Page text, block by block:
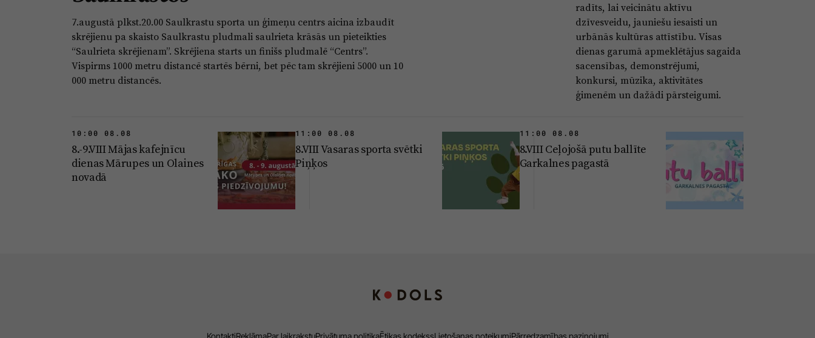
7.augustā plkst.20.00 Saulkrastu sporta un ģimeņu centrs aicina izbaudīt
skrējienu pa skaisto Saulkrastu pludmali saulrieta krāsās un pieteikties
“Saulrieta skrējienam”. Skrējiena starts un finišs pludmalē “Centrs”.
Vispirms 1000 metru distancē startēs bērni, bet pēc tam skrējieni 5000 un 10
000 metru distancēs.
radīts, lai veicinātu aktīvu
dzīvesveidu, jauniešu iesaisti un
urbānās kultūras attīstību. Visas
dienas garumā apmeklētājus sagaida
sacensības, demonstrējumi,
konkursi, mūzika, aktivitātes
ģimenēm un dažādi pārsteigumi.
10:00 08.08
8.-9.VIII Mājas kafejnīcu
dienas Mārupes un Olaines
novadā
11:00 08.08
8.VIII Vasaras sporta svētki
Piņķos
11:00 08.08
8.VIII Ceļojošā putu ballīte
Garkalnes pagastā
KontaktiReklāmaPar laikrakstuPrivātuma politikaĒtikas kodekssLietošanas noteikumiPārredzamības paziņojumi